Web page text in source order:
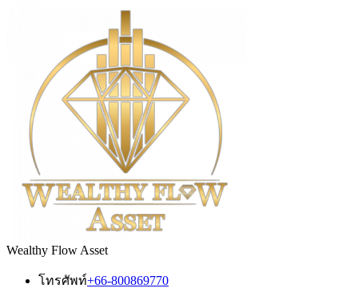
Wealthy Flow Asset
โทรศัพท์+66-800869770